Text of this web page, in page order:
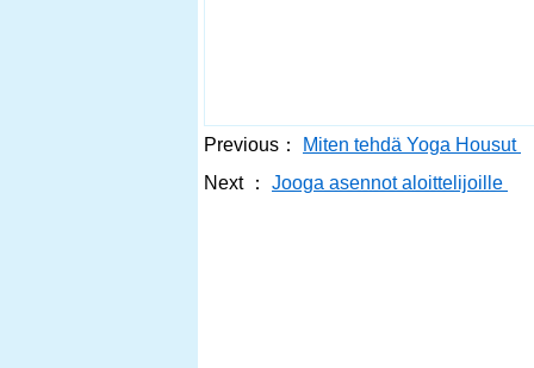
Previous：
Miten tehdä Yoga Housut
Next ：
Jooga asennot aloittelijoille